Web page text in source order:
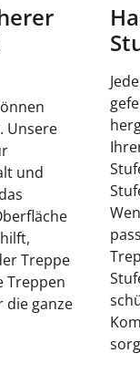
Unsere
und
Treppe
Treppen
die ganze